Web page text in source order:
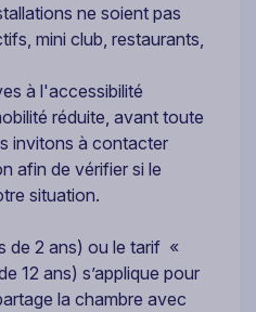
ne soient pas
mini club, restaurants,
à l'accessibilité
réduite, avant toute
invitons à contacter
afin de vérifier si le
situation.
de 2 ans) ou le tarif «
12 ans) s’applique pour
la chambre avec